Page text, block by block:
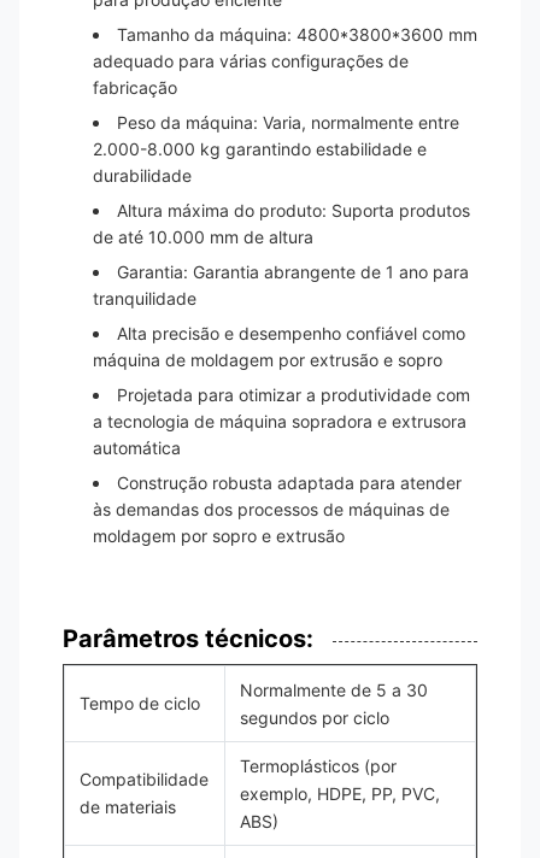
Tamanho da máquina: 4800*3800*3600 mm
adequado para várias configurações de
fabricação
Peso da máquina: Varia, normalmente entre
2.000-8.000 kg garantindo estabilidade e
durabilidade
Altura máxima do produto: Suporta produtos
de até 10.000 mm de altura
Garantia: Garantia abrangente de 1 ano para
tranquilidade
Alta precisão e desempenho confiável como
máquina de moldagem por extrusão e sopro
Projetada para otimizar a produtividade com
a tecnologia de máquina sopradora e extrusora
automática
Construção robusta adaptada para atender
às demandas dos processos de máquinas de
moldagem por sopro e extrusão
Parâmetros técnicos:
Tempo de ciclo
Normalmente de 5 a 30
segundos por ciclo
Compatibilidade
de materiais
Termoplásticos (por
exemplo, HDPE, PP, PVC,
ABS)